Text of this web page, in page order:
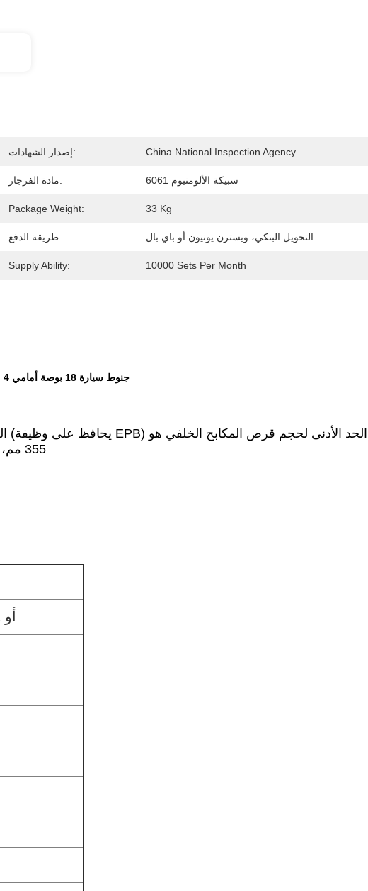
إصدار الشهادات: China National Inspection Agency
مادة الفرجار: 6061 سبيكة الألومنيوم
Package Weight: 33 Kg
طريقة الدفع: التحويل البنكي، ويسترن يونيون أو باي بال
Supply Ability: 10000 Sets Per Month
مجموعة مكابح عالية الأداء BBK لمرسيدس بنز CLA Class W117 جنوط سيارة 18 بوصة أمامي 4 مكبس نظام مكابح تلقائي
355 مم، مكبس كهربائي خاص الحد الأدنى لحجم قرص المكابح الخلفي هو 380 مم
20445 أو 20451